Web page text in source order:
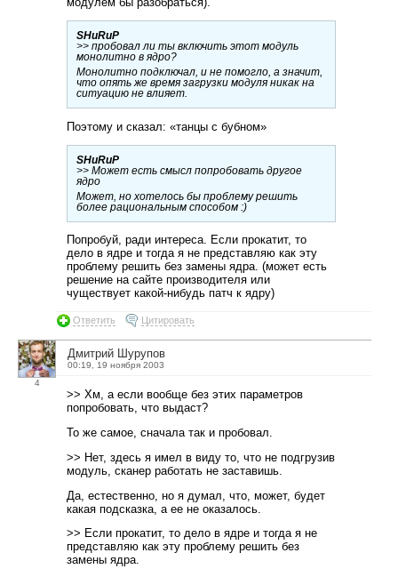
SHuRuP
>> пробовал ли ты включить этот модуль
монолитно в ядро?
Монолитно подключал, и не помогло, а значит,
что опять же время загрузки модуля никак на
ситуацию не влияет.
Поэтому и сказал: «танцы с бубном»
SHuRuP
>> Может есть смысл попробовать другое
ядро
Может, но хотелось бы проблему решить
более рациональным способом :)
Попробуй, ради интереса. Если прокатит, то
дело в ядре и тогда я не представляю как эту
проблему решить без замены ядра. (может есть
решение на сайте производителя или
чуществует какой-нибудь патч к ядру)
Ответить Цитировать
4
Дмитрий Шурупов
00:19, 19 ноября 2003
>> Хм, а если вообще без этих параметров
попробовать, что выдаст?
То же самое, сначала так и пробовал.
>> Нет, здесь я имел в виду то, что не подгрузив
модуль, сканер работать не заставишь.
Да, естественно, но я думал, что, может, будет
какая подсказка, а ее не оказалось.
>> Если прокатит, то дело в ядре и тогда я не
представляю как эту проблему решить без
замены ядра.